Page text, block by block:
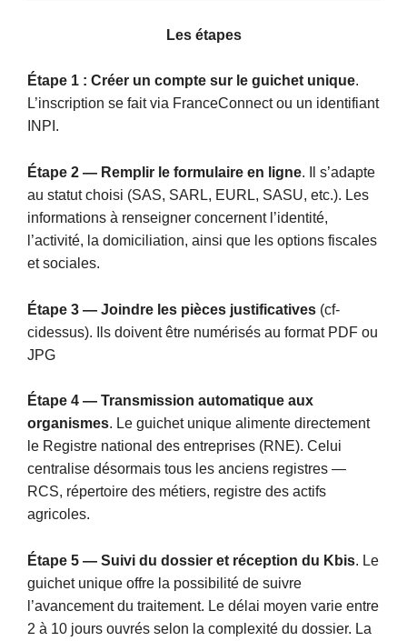
Les étapes
Étape 1 : Créer un compte sur le guichet unique.
L’inscription se fait via FranceConnect ou un identifiant
INPI.
Étape 2 — Remplir le formulaire en ligne. Il s’adapte
au statut choisi (SAS, SARL, EURL, SASU, etc.). Les
informations à renseigner concernent l’identité,
l’activité, la domiciliation, ainsi que les options fiscales
et sociales.
Étape 3 — Joindre les pièces justificatives (cf-
cidessus). Ils doivent être numérisés au format PDF ou
JPG
Étape 4 — Transmission automatique aux
organismes. Le guichet unique alimente directement
le Registre national des entreprises (RNE). Celui
centralise désormais tous les anciens registres —
RCS, répertoire des métiers, registre des actifs
agricoles.
Étape 5 — Suivi du dossier et réception du Kbis. Le
guichet unique offre la possibilité de suivre
l’avancement du traitement. Le délai moyen varie entre
2 à 10 jours ouvrés selon la complexité du dossier. La